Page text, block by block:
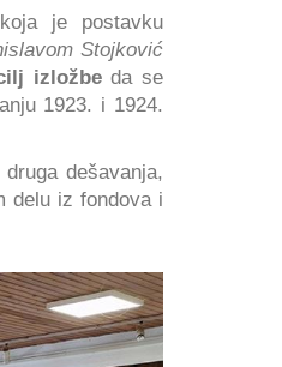
je postavku
Stojković
izložbeda se
1923. i 1924.
dešavanja,
delu iz fondova i